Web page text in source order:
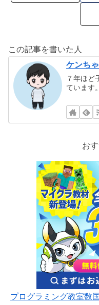
この記事を書いた人
ケンち
７年ほど
ています
お
プログラミング教室数